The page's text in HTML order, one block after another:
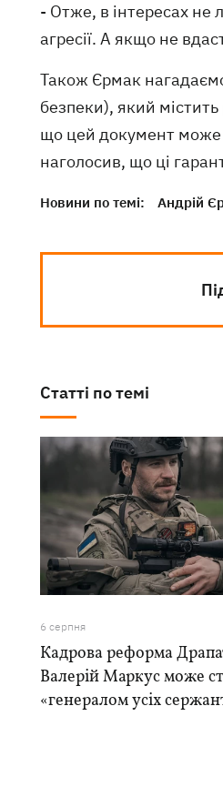
- Отже, в інтересах не
агресії. А якщо не
Також Єрмак
безпеки), який
що цей документ може
наголосив, що ці
Новини по темі: Андрій
Статті по темі
6 серпня
Кадрова реформа
Валерій Маркус може
«генералом усіх